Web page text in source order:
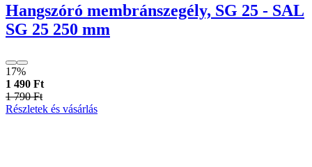
Hangszóró membránszegély, SG 25 - SAL
SG 25 250 mm
17%
1 490 Ft
1 790 Ft
Részletek és vásárlás